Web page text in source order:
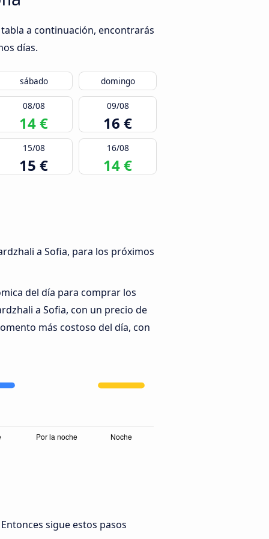
a continuación, encontrarás
días.
sábado domingo
08/08
14 €
09/08
16 €
15/08
15 €
16/08
14 €
a Sofia, para los próximos
del día para comprar los
a Sofia, con un precio de
más costoso del día, con
sigue estos pasos